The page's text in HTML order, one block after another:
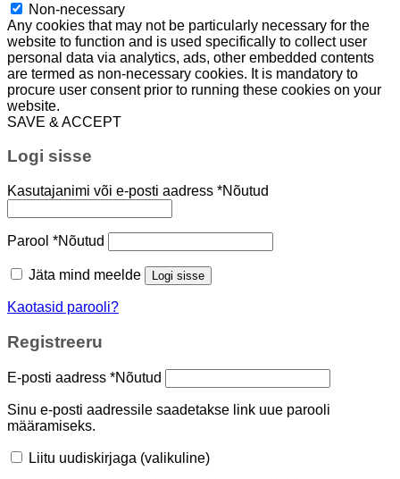
Non-necessary
Any cookies that may not be particularly necessary for the
website to function and is used specifically to collect user
personal data via analytics, ads, other embedded contents
are termed as non-necessary cookies. It is mandatory to
procure user consent prior to running these cookies on your
website.
SAVE & ACCEPT
Logi sisse
Kasutajanimi või e-posti aadress *Nõutud
Parool *Nõutud
Jäta mind meelde Logi sisse
Kaotasid parooli?
Registreeru
E-posti aadress *Nõutud
Sinu e-posti aadressile saadetakse link uue parooli
määramiseks.
Liitu uudiskirjaga (valikuline)